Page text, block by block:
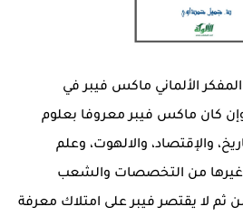
الألماني ماكس فيبر في
كان ماكس فيبر معروفا بعلوم
والإقتصاد، والالهوت، وعلم
وغيرها من التخصصات والشعب
ثم لا يقتصر فيبر على امتلاك معرفة